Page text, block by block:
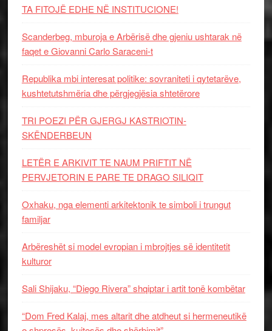
TA FITOJË EDHE NË INSTITUCIONE!
Scanderbeg, mburoja e Arbërisë dhe gjeniu ushtarak në
faqet e Giovanni Carlo Saraceni-t
Republika mbi interesat politike: sovraniteti i qytetarëve,
kushtetutshmëria dhe përgjegjësia shtetërore
TRI POEZI PËR GJERGJ KASTRIOTIN-
SKËNDERBEUN
LETËR E ARKIVIT TE NAUM PRIFTIT NË
PERVJETORIN E PARE TE DRAGO SILIQIT
Oxhaku, nga elementi arkitektonik te simboli i trungut
familjar
Arbëreshët si model evropian i mbrojtjes së identitetit
kulturor
Sali Shijaku, “Diego Rivera” shqiptar i artit tonë kombëtar
“Dom Fred Kalaj, mes altarit dhe atdheut si hermeneutikë